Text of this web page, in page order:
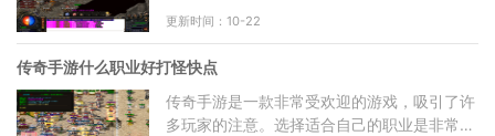
发着浓郁的黑色光芒，给人一种神秘的感觉。
更新时间：10-22
传奇手游什么职业好打怪快点
传奇手游是一款非常受欢迎的游戏，吸引了许
多玩家的注意。选择适合自己的职业是非常重